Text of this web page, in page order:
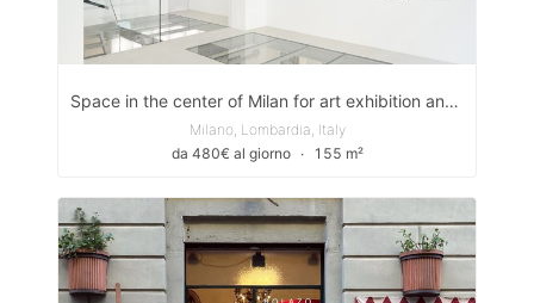
Space in the center of Milan for art exhibition and event
Milano, Lombardia, Italy
da 480€ al giorno
∙ 155 m²